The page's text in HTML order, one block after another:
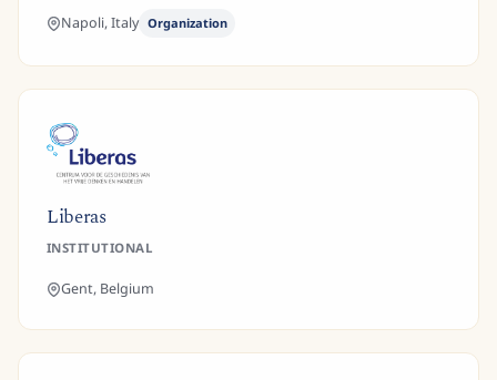
Napoli,Italy Organization
Liberas
INSTITUTIONAL
Gent, Belgium